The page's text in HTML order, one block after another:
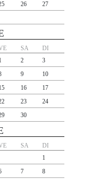
26
27
SA
DI
2
3
9
10
16
17
23
24
30
SA
DI
1
7
8